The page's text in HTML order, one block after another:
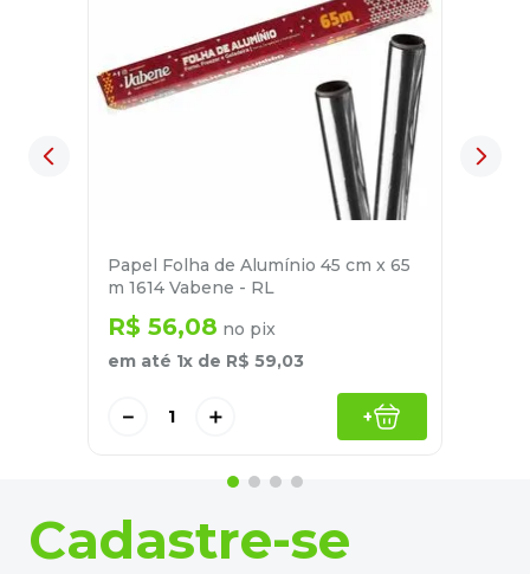
Papel Folha de Alumínio 45 cm x 65
m 1614 Vabene - RL
R$ 56,08 no pix
em até 1x de R$ 59,03
＋
－ +
Cadastre-se